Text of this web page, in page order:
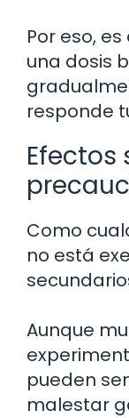
Por eso,
una dosis
responde
Efectos
Como
no está
Aunque
pueden
malestar